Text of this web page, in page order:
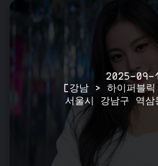
2025-09-
[강남 > 하이퍼블
서울시 강남구 역